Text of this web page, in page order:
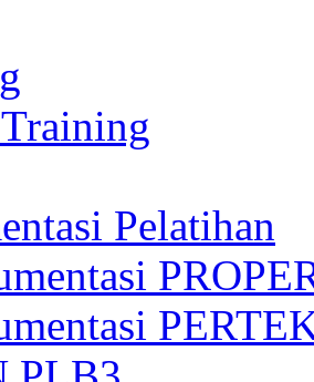
Pelatihan